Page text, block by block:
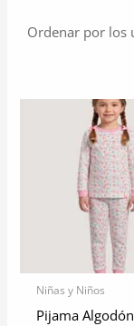
Niñas y Niños
Pijama